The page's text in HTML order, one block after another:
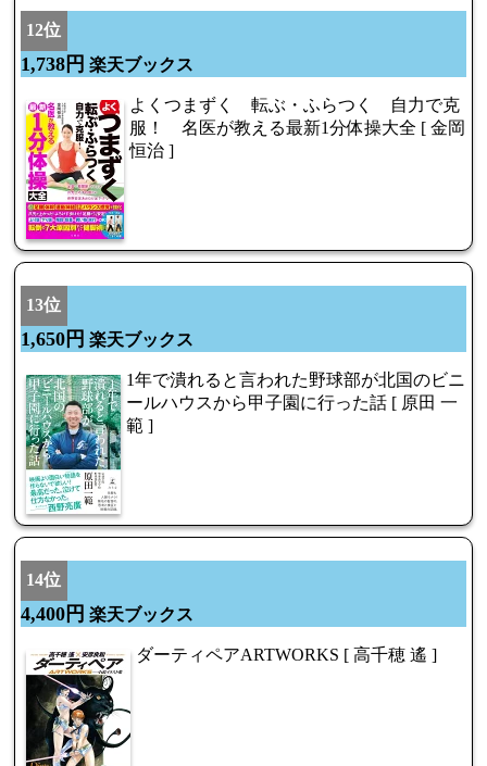
12位
1,738円 楽天ブックス
よくつまずく 転ぶ・ふらつく 自力で克
服！ 名医が教える最新1分体操大全 [ 金岡
恒治 ]
13位
1,650円 楽天ブックス
1年で潰れると言われた野球部が北国のビニ
ールハウスから甲子園に行った話 [ 原田 一
範 ]
14位
4,400円 楽天ブックス
ダーティペアARTWORKS [ 高千穂 遙 ]